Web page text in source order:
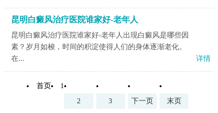
昆明白癜风治疗医院谁家好-老年人
昆明白癜风治疗医院谁家好-老年人出现白癜风是哪些因
素？岁月如梭，时间的积淀使得人们的身体逐渐老化。
在...
详情
首页
1
2
3 下一页 末页